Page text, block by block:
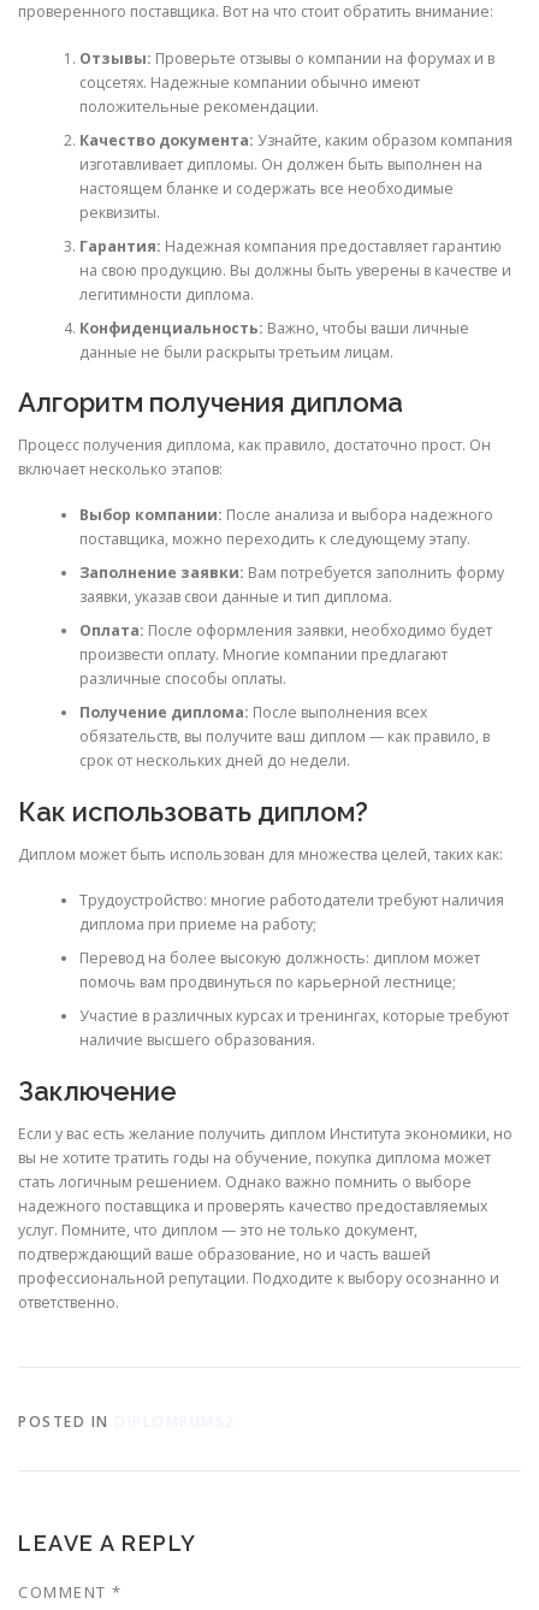
проверенного поставщика. Вот на что стоит обратить внимание:
Отзывы: Проверьте отзывы о компании на форумах и в
соцсетях. Надежные компании обычно имеют
положительные рекомендации.
Качество документа: Узнайте, каким образом компания
изготавливает дипломы. Он должен быть выполнен на
настоящем бланке и содержать все необходимые
реквизиты.
Гарантия: Надежная компания предоставляет гарантию
на свою продукцию. Вы должны быть уверены в качестве и
легитимности диплома.
Конфиденциальность: Важно, чтобы ваши личные
данные не были раскрыты третьим лицам.
Алгоритм получения диплома
Процесс получения диплома, как правило, достаточно прост. Он
включает несколько этапов:
Выбор компании: После анализа и выбора надежного
поставщика, можно переходить к следующему этапу.
Заполнение заявки: Вам потребуется заполнить форму
заявки, указав свои данные и тип диплома.
Оплата: После оформления заявки, необходимо будет
произвести оплату. Многие компании предлагают
различные способы оплаты.
Получение диплома: После выполнения всех
обязательств, вы получите ваш диплом — как правило, в
срок от нескольких дней до недели.
Как использовать диплом?
Диплом может быть использован для множества целей, таких как:
Трудоустройство: многие работодатели требуют наличия
диплома при приеме на работу;
Перевод на более высокую должность: диплом может
помочь вам продвинуться по карьерной лестнице;
Участие в различных курсах и тренингах, которые требуют
наличие высшего образования.
Заключение
Если у вас есть желание получить диплом Института экономики, но
вы не хотите тратить годы на обучение, покупка диплома может
стать логичным решением. Однако важно помнить о выборе
надежного поставщика и проверять качество предоставляемых
услуг. Помните, что диплом — это не только документ,
подтверждающий ваше образование, но и часть вашей
профессиональной репутации. Подходите к выбору осознанно и
ответственно.
POSTED IN
LEAVE A REPLY
COMMENT *